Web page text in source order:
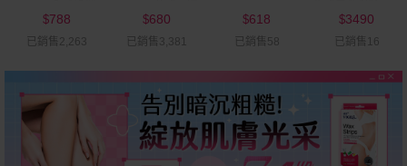
$788
已銷售2,263
$680
已銷售3,381
$618
已銷售58
修容套組(銀／灰)
$3490
已銷售16